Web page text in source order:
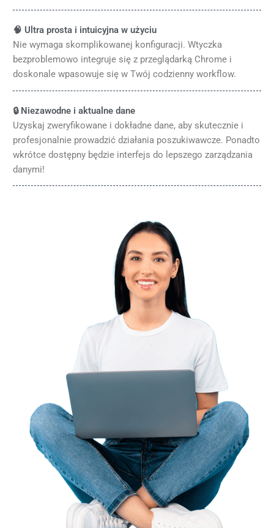
🧠 Ultra prosta i intuicyjna w użyciu
Nie wymaga skomplikowanej konfiguracji. Wtyczka
bezproblemowo integruje się z przeglądarką Chrome i
doskonale wpasowuje się w Twój codzienny workflow.
🔒 Niezawodne i aktualne dane
Uzyskaj zweryfikowane i dokładne dane, aby skutecznie i
profesjonalnie prowadzić działania poszukiwawcze. Ponadto
wkrótce dostępny będzie interfejs do lepszego zarządzania
danymi!